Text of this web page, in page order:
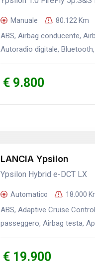
Manuale 80.122 Km
ABS, Airbag conducente,
Autoradio digitale,
€ 9.800
LANCIA Ypsilon
Ypsilon Hybrid e-DCT LX
Automatico 18.000
ABS, Adaptive Cruise
passeggero, Airbag testa,
€ 19.900